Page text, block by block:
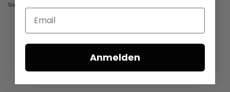
Sie haben keine Artikel auf Ihrem Wunschzettel.
Email
Anmelden